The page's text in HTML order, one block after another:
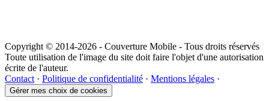
Copyright © 2014-2026 - Couverture Mobile - Tous droits réservés
Toute utilisation de l'image du site doit faire l'objet d'une autorisation
écrite de l'auteur.
Contact · Politique de confidentialité · Mentions légales ·
Gérer mes choix de cookies